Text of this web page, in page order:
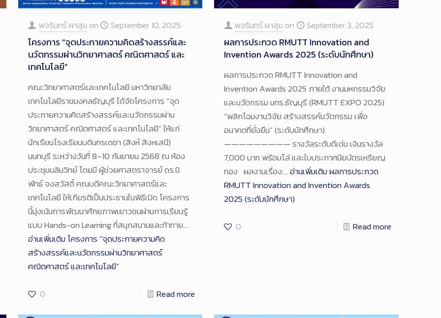
พจรินทร์ ผาสุข on September 10, 2025
โครงการ “จุดประกายความคิดสร้างสรรค์และ
นวัตกรรมผ่านวิทยาศาสตร์ คณิตศาสตร์ และ
เทคโนโลยี”
คณะวิทยาศาสตร์และเทคโนโลยี มหาวิทยาลัย
เทคโนโลยีราชมงคลธัญบุรี ได้จัดโครงการ “จุด
ประกายความคิดสร้างสรรค์และนวัตกรรมผ่าน
วิทยาศาสตร์ คณิตศาสตร์ และเทคโนโลยี” ให้แก่
นักเรียนโรงเรียนบดินทรเดชา (สิงห์ สิงหเสนี)
นนทบุรี ระหว่างวันที่ 8–10 กันยายน 2568 ณ ห้อง
ประชุมนลินวิทย์ โดยมี ผู้ช่วยศาสตราจารย์ ดร.นิ
พัทธ์ จงสวัสดิ์ คณบดีคณะวิทยาศาสตร์และ
เทคโนโลยี ให้เกียรติเป็นประธานในพิธีเปิด โครงการ
นี้มุ่งเน้นการพัฒนาศักยภาพเยาวชนผ่านการเรียนรู้
แบบ Hands-on Learning ที่สนุกสนานและท้าทาย…
อ่านเพิ่มเติม โครงการ “จุดประกายความคิด
สร้างสรรค์และนวัตกรรมผ่านวิทยาศาสตร์
คณิตศาสตร์ และเทคโนโลยี”
0 Read more
พจรินทร์ ผาสุข on September 3, 2025
ผลการประกวด RMUTT Innovation and
Invention Awards 2025 (ระดับนักศึกษา)
ผลการประกวด RMUTT Innovation and
Invention Awards 2025 ภายใต้ งานมหกรรมวิจัย
และนวัตกรรม มทร.ธัญบุรี (RMUTT EXPO 2025)
“พลิกโฉมงานวิจัย สร้างสรรค์นวัตกรรม เพื่อ
อนาคตที่ยั่งยืน” (ระดับนักศึกษา)
————————— รางวัลระดับดีเด่น เงินรางวัล
7,000 บาท พร้อมโล่ และใบประกาศนียบัตรเหรียญ
ทอง ผลงานเรื่อง:…อ่านเพิ่มเติมผลการประกวด
RMUTT Innovation and Invention Awards
2025 (ระดับนักศึกษา)
0 Read more